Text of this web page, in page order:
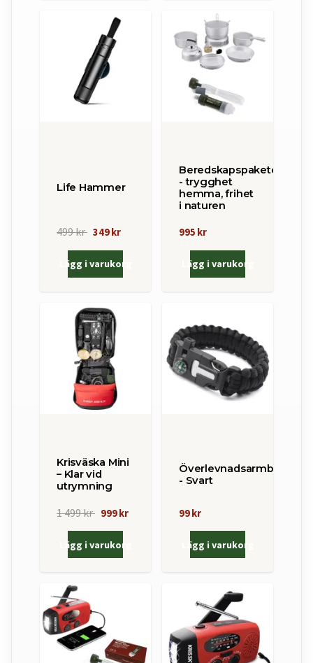
Life Hammer
499 kr 349 kr
Lägg i varukorg
Beredskapspaketet
- trygghet
hemma, frihet
i naturen
995 kr
Lägg i varukorg
Krisväska Mini
– Klar vid
utrymning
1 499 kr 999 kr
Lägg i varukorg
Överlevnadsarmband
- Svart
99 kr
Lägg i varukorg